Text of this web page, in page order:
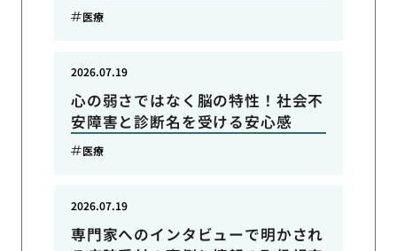
医療
心の弱さではなく脳の特性！社会不
安障害と診断名を受ける安心感
2026.07.19
医療
専門家へのインタビューで明かされ
2026.07.19